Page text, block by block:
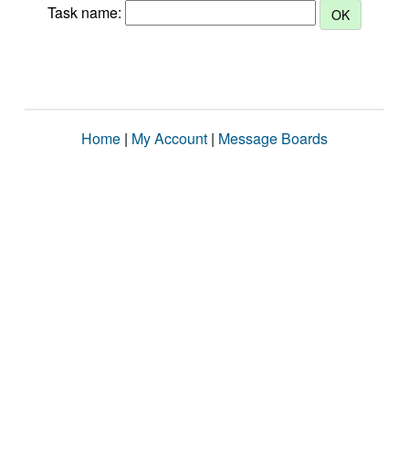
Task name:
Home | My Account | Message Boards